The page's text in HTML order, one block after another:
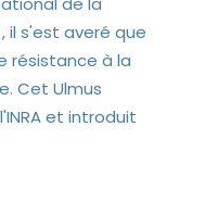
il s'est averé que
résistance à la
Cet Ulmus
et introduit